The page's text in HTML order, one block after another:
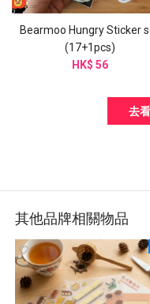
Bearmoo Hungry Sticker
(17+1pcs)
HK$ 56
去
其他品牌相關物品